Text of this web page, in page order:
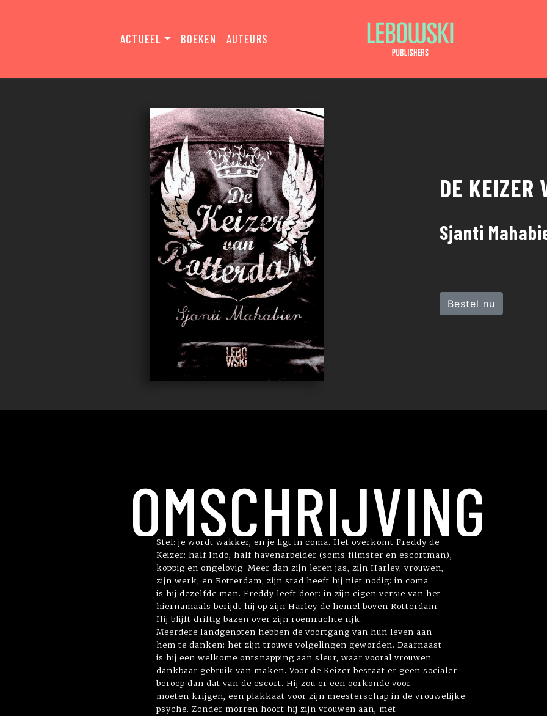
ACTUEEL BOEKEN AUTEURS
DE KEIZER
Sjanti
Bestel nu
OMSCHRIJVING
Stel: je wordt wakker, en je ligt in coma. Het overkomt Freddy de
Keizer: half Indo, half havenarbeider (soms filmster en escortman),
koppig en ongelovig. Meer dan zijn leren jas, zijn Harley, vrouwen,
zijn werk, en Rotterdam, zijn stad heeft hij niet nodig: in coma
is hij dezelfde man. Freddy leeft door: in zijn eigen versie van het
hiernamaals berijdt hij op zijn Harley de hemel boven Rotterdam.
Hij blijft driftig bazen over zijn roemruchte rijk.
Meerdere landgenoten hebben de voortgang van hun leven aan
hem te danken: het zijn trouwe volgelingen geworden. Daarnaast
is hij een welkome ontsnapping aan sleur, waar vooral vrouwen
dankbaar gebruik van maken. Voor de Keizer bestaat er geen socialer
beroep dan dat van de escort. Hij zou er een oorkonde voor
moeten krijgen, een plakkaat voor zijn meesterschap in de vrouwelijke
psyche. Zonder morren hoort hij zijn vrouwen aan, met